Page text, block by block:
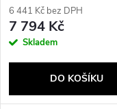
6 441 Kč bez DPH
7 794 Kč
Skladem
DO KOŠÍKU